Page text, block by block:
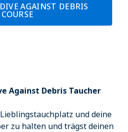
AGAINST DEBRIS
COURSE
Against Debris Taucher
und deine
zu halten und trägst deinen